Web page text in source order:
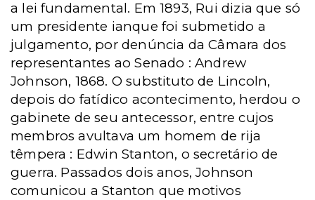
a lei fundamental. Em 1893, Rui dizia que só
um presidente ianque foi submetido a
julgamento, por denúncia da Câmara dos
representantes ao Senado : Andrew
Johnson, 1868. O substituto de Lincoln,
depois do fatídico acontecimento, herdou o
gabinete de seu antecessor, entre cujos
membros avultava um homem de rija
têmpera : Edwin Stanton, o secretário de
guerra. Passados dois anos, Johnson
comunicou a Stanton que motivos